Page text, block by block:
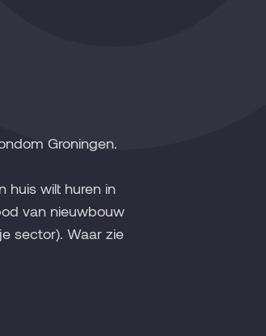
Groningen.
huis wilt huren in
van nieuwbouw
sector). Waar zie